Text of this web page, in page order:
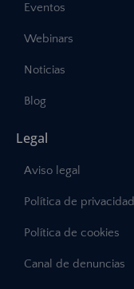
Eventos
Webinars
Noticias
Blog
Legal
Aviso legal
Política de privacidad
Política de cookies
Canal de denuncias